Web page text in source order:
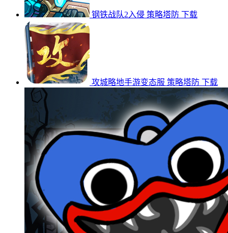
钢铁战队2入侵 策略塔防 下载
攻城略地手游变态服 策略塔防 下载